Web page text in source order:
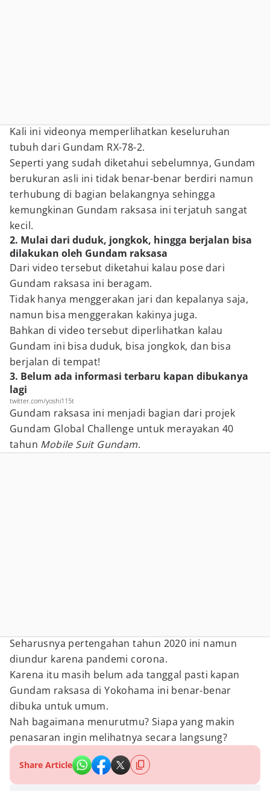
Kali ini videonya memperlihatkan keseluruhan
tubuh dari Gundam RX-78-2.
Seperti yang sudah diketahui sebelumnya, Gundam
berukuran asli ini tidak benar-benar berdiri namun
terhubung di bagian belakangnya sehingga
kemungkinan Gundam raksasa ini terjatuh sangat
kecil.
2. Mulai dari duduk, jongkok, hingga berjalan bisa
dilakukan oleh Gundam raksasa
Dari video tersebut diketahui kalau pose dari
Gundam raksasa ini beragam.
Tidak hanya menggerakan jari dan kepalanya saja,
namun bisa menggerakan kakinya juga.
Bahkan di video tersebut diperlihatkan kalau
Gundam ini bisa duduk, bisa jongkok, dan bisa
berjalan di tempat!
3. Belum ada informasi terbaru kapan dibukanya
lagi
twitter.com/yoshi115t
Gundam raksasa ini menjadi bagian dari projek
Gundam Global Challenge untuk merayakan 40
tahun Mobile Suit Gundam.
Seharusnya pertengahan tahun 2020 ini namun
diundur karena pandemi corona.
Karena itu masih belum ada tanggal pasti kapan
Gundam raksasa di Yokohama ini benar-benar
dibuka untuk umum.
Nah bagaimana menurutmu? Siapa yang makin
penasaran ingin melihatnya secara langsung?
Share Article